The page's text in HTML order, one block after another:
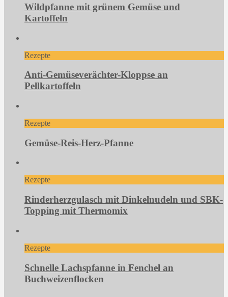
Wildpfanne mit grünem Gemüse und
Kartoffeln
Rezepte
Anti-Gemüseverächter-Kloppse an
Pellkartoffeln
Rezepte
Gemüse-Reis-Herz-Pfanne
Rezepte
Rinderherzgulasch mit Dinkelnudeln und SBK-
Topping mit Thermomix
Rezepte
Schnelle Lachspfanne in Fenchel an
Buchweizenflocken